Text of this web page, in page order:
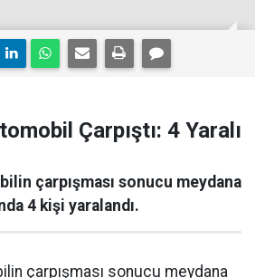
Çarpıştı: 4 Yaralı
çarpışması sonucu meydana
4 kişi yaralandı.
çarpışması sonucu meydana